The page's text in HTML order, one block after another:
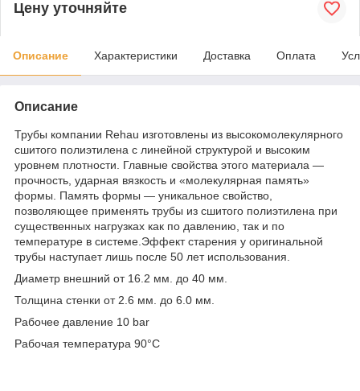
Цену уточняйте
Описание Характеристики Доставка Оплата
Описание
Трубы компании Rehau изготовлены из высокомолекулярного
сшитого полиэтилена с линейной структурой и высоким
уровнем плотности. Главные свойства этого материала —
прочность, ударная вязкость и «молекулярная память»
формы. Память формы — уникальное свойство,
позволяющее применять трубы из сшитого полиэтилена при
существенных нагрузках как по давлению, так и по
температуре в системе.Эффект старения у оригинальной
трубы наступает лишь после 50 лет использования.
Диаметр внешний от 16.2 мм. до 40 мм.
Толщина стенки от 2.6 мм. до 6.0 мм.
Рабочее давление 10 bar
Рабочая температура 90°C